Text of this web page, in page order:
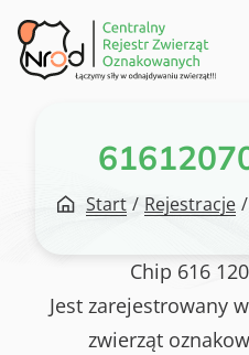
Przejdź
do
treści
Start / Rejestracje /
Chip 616
Jest zarejestrowany
zwierząt